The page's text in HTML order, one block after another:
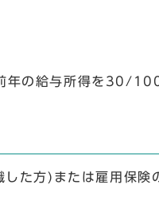
年の給与所得を30/
た方)または雇用保